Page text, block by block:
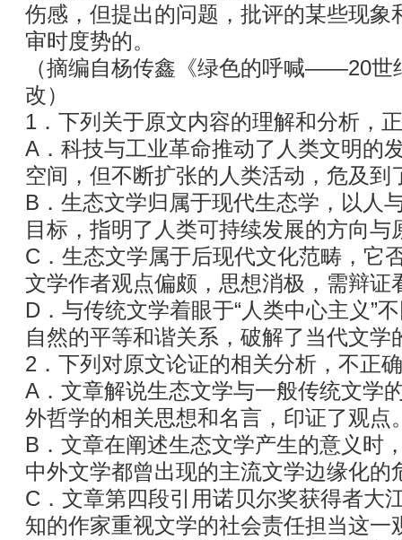
伤感，但提出的问题，批评的某些现象
审时度势的。
（摘编自杨传鑫《绿色的呼喊——20世
改）
1．下列关于原文内容的理解和分析，
A．科技与工业革命推动了人类文明的
空间，但不断扩张的人类活动，危及到
B．生态文学归属于现代生态学，以人
目标，指明了人类可持续发展的方向与
C．生态文学属于后现代文化范畴，它
文学作者观点偏颇，思想消极，需辩证
D．与传统文学着眼于“人类中心主义”
自然的平等和谐关系，破解了当代文学
2．下列对原文论证的相关分析，不正
A．文章解说生态文学与一般传统文学
外哲学的相关思想和名言，印证了观点
B．文章在阐述生态文学产生的意义时
中外文学都曾出现的主流文学边缘化的
C．文章第四段引用诺贝尔奖获得者大
知的作家重视文学的社会责任担当这一